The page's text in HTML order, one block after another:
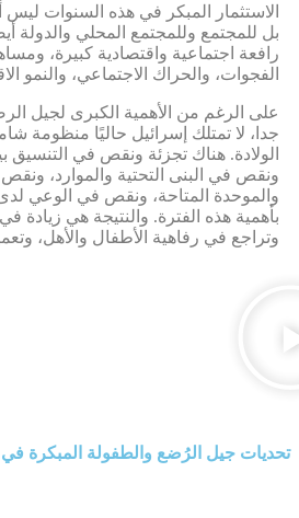
الاستثمار المبكر في هذه السنوات ليس
بل للمجتمع وللمجتمع المحلي والدولة
رافعة اجتماعية واقتصادية كبيرة،
الفجوات، والحراك الاجتماعي، والنمو
على الرغم من الأهمية الكبرى لجيل
جدا، لا تمتلك إسرائيل حاليًا منظومة
الولادة. هناك تجزئة ونقص في التنسيق
ونقص في البنى التحتية والموارد، ونقص
والموحدة المتاحة، ونقص في الوعي لدى
بأهمية هذه الفترة. والنتيجة هي زيادة
وتراجع في رفاهية الأطفال والأهل،
تحديات جيل الرُضع والطفولة المبكرة في